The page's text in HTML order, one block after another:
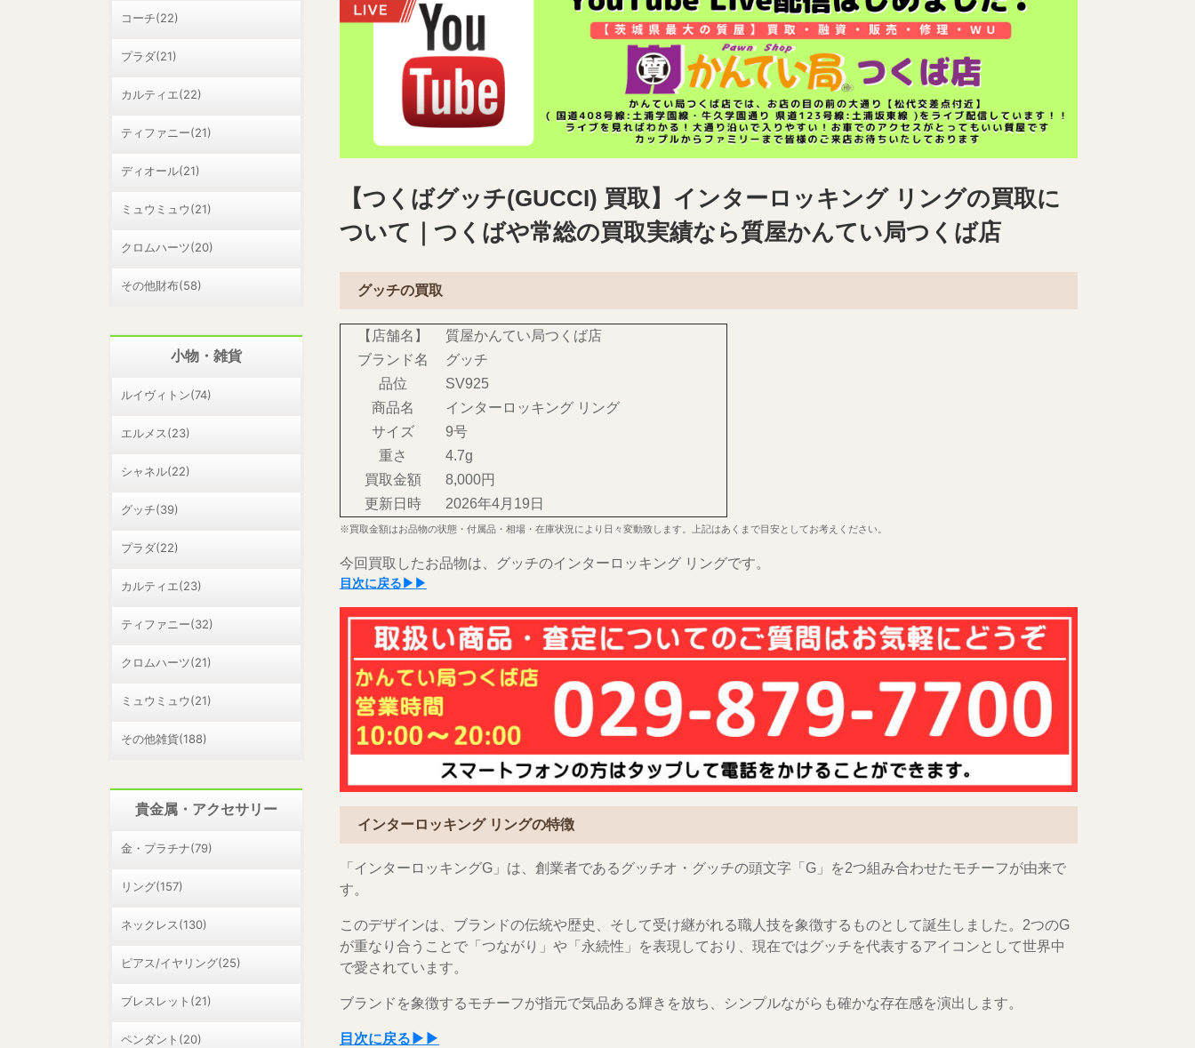
【つくばグッチ(GUCCI) 買取】インターロッキング リングの買取に
ついて｜つくばや常総の買取実績なら質屋かんてい局つくば店
グッチの買取
【店舗名】
質屋かんてい局つくば店
ブランド名
グッチ
品位
SV925
商品名
インターロッキング リング
サイズ
9号
重さ
4.7g
買取金額
8,000円
更新日時
2026年4月19日
※買取金額はお品物の状態・付属品・相場・在庫状況により日々変動致します。上記はあくまで目安としてお考えください。
今回買取したお品物は、グッチのインターロッキング リングです。
目次に戻る▶▶
インターロッキング リングの特徴
「インターロッキングG」は、創業者である グッチオ・グッチの頭文字「G」を2つ組み合わせたモチーフが由来で
す。
このデザインは、ブランドの伝統や歴史、そして受け継がれる職人技を象徴するものとして誕生しました。2つのG
が重なり合うことで「つながり」や「永続性」を表現しており、現在ではグッチを代表するアイコンとして世界中
で愛されています。
ブランドを象徴するモチーフが指元で気品ある輝きを放ち、シンプルながらも確かな存在感を演出します。
目次に戻る▶▶
コーチ(22)
プラダ(21)
カルティエ(22)
ティファニー(21)
ディオール(21)
ミュウミュウ(21)
クロムハーツ(20)
その他財布(58)
小物・雑貨
ルイヴィトン(74)
エルメス(23)
シャネル(22)
グッチ(39)
プラダ(22)
カルティエ(23)
ティファニー(32)
クロムハーツ(21)
ミュウミュウ(21)
その他雑貨(188)
貴金属・アクセサリー
金・プラチナ(79)
リング(157)
ネックレス(130)
ピアス/イヤリング(25)
ブレスレット(21)
ペンダント(20)